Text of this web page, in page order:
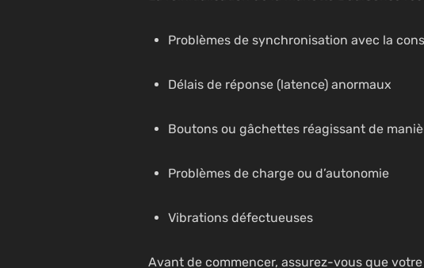
Problèmes de synchronisation avec la
Délais de réponse (latence) anormaux
Boutons ou gâchettes réagissant de
Problèmes de charge ou d’autonomie
Vibrations défectueuses
Avant de commencer, assurez-vous que